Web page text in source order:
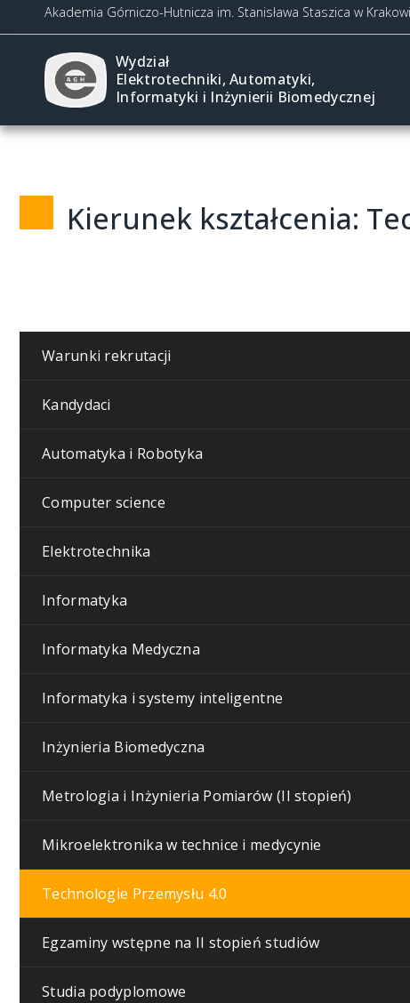
Akademia Górniczo-Hutnicza im. Stanisława Staszica w
Wydział
Elektrotechniki, Automatyki,
Informatyki i Inżynierii Biomedycznej
Kierunek kształcenia:
Warunki rekrutacji
Kandydaci
Automatyka i Robotyka
Computer science
Elektrotechnika
Informatyka
Informatyka Medyczna
Informatyka i systemy inteligentne
Inżynieria Biomedyczna
Metrologia i Inżynieria Pomiarów (II stopień)
Mikroelektronika w technice i medycynie
Technologie Przemysłu 4.0
Egzaminy wstępne na II stopień studiów
Studia podyplomowe